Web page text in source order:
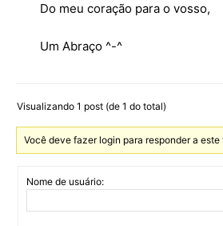
Do meu coração para o vosso,
Um Abraço ^-^
Visualizando 1 post (de 1 do total)
Você deve fazer login para responder a este
Nome de usuário: